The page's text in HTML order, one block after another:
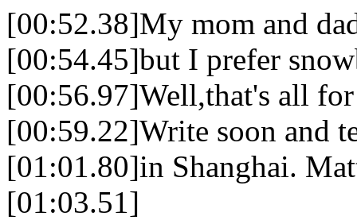
[00:52.38]My mom and
[00:54.45]but I prefer
[00:56.97]Well,that's all
[00:59.22]Write soon and
[01:01.80]in Shanghai.
[01:03.51]